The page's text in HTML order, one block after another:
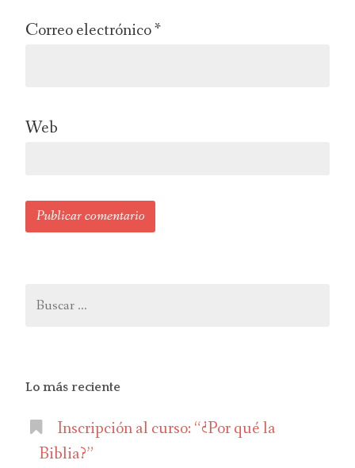
Correo electrónico*
Web
Buscar:
Lo más reciente
Inscripción al curso: “¿Por qué la
Biblia?”